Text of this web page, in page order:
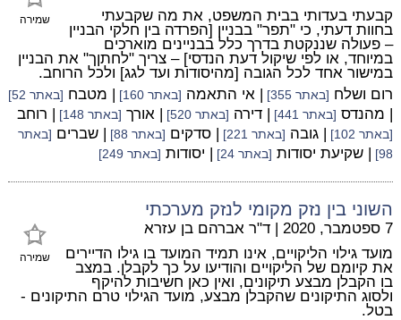
שמירה
קבעתי בעדותי בבית המשפט, את מה שקבעתי
בחוות דעתי, כי "תפר" בבניין [הפרדה בין חלקי הבניין
– פעולה שננקטת בדרך כלל בבניינים מוארכים
במיוחד, או לפי שיקול דעת הנדסי] – צריך "לחתןך" את הבניין
במישור אחד לכל הגובה [מהיסודות ועד לגג] ולכל הרוחב.
רום ושלח [באתר 355] | אי התאמה [באתר 160] | מטבח [באתר 52]
| מהנדס [באתר 441] | דירה [באתר 520] | אורך [באתר 148] | רוחב
[באתר 102] | גובה [באתר 221] | סדקים [באתר 88] | שברים [באתר
98]
| שקיעת יסודות [באתר 24] | יסודות [באתר 249]
השוני בין נזק מקומי לנזק מערכתי
שמירה
7 ספטמבר, 2020 | ד"ר אברהם בן עזרא
מועד גילוי הליקויים, אינו תמיד המועד בו גילו הדיירים
את קיומם של הליקויים והודיעו על כך לקבלן. במצב
בו הקבלן מבצע תיקונים, ואין כאן חשיבות להיקף
ולסוג התיקונים שהקבלן מבצע, מועד הגילוי טרם התיקונים -
בטל.